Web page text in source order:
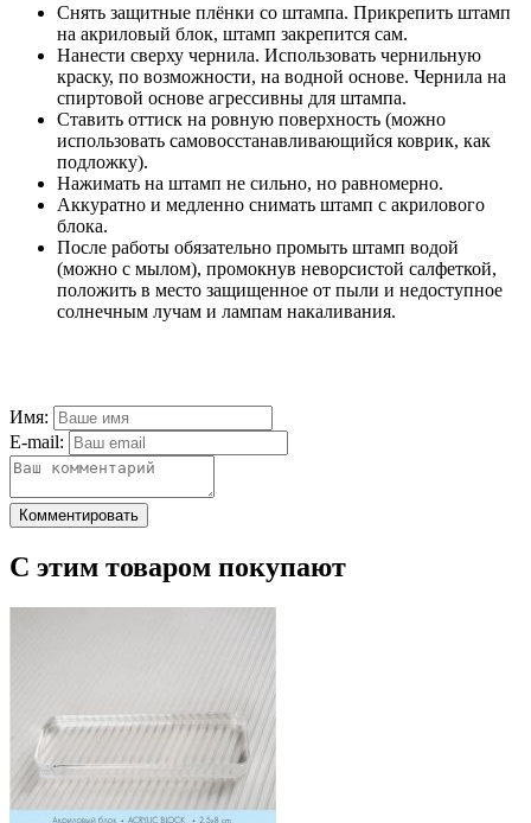
Снять защитные плёнки со штампа. Прикрепить штамп
на акриловый блок, штамп закрепится сам.
Нанести сверху чернила. Использовать чернильную
краску, по возможности, на водной основе. Чернила на
спиртовой основе агрессивны для штампа.
Ставить оттиск на ровную поверхность (можно
использовать самовосстанавливающийся коврик, как
подложку).
Нажимать на штамп не сильно, но равномерно.
Аккуратно и медленно снимать штамп с акрилового
блока.
После работы обязательно промыть штамп водой
(можно с мылом), промокнув неворсистой салфеткой,
положить в место защищенное от пыли и недоступное
солнечным лучам и лампам накаливания.
Имя:
E-mail:
Комментировать
С этим товаром покупают